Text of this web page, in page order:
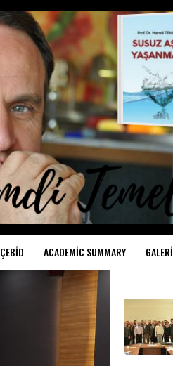
ÇEBİD ACADEMIC SUMMARY GALERI